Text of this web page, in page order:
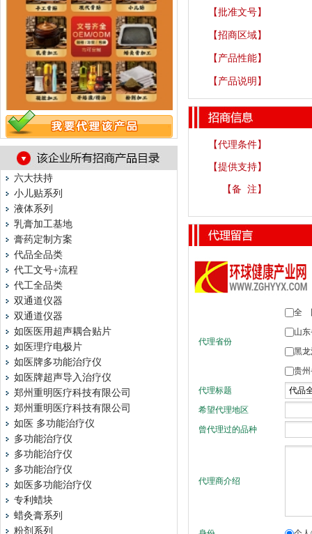
六大扶持
小儿贴系列
液体系列
乳膏加工基地
膏药定制方案
代品全品类
代工文号+流程
代工全品类
双通道仪器
双通道仪器
如医医用超声耦合贴片
如医理疗电极片
如医牌多功能治疗仪
如医牌超声导入治疗仪
郑州重明医疗科技有限公司
郑州重明医疗科技有限公司
如医 多功能治疗仪
多功能治疗仪
多功能治疗仪
多功能治疗仪
如医多功能治疗仪
专利蜡块
蜡灸膏系列
粉剂系列
【批准文号】
【招商区域】
【产品性能】
【产品说明】
【代理条件】
【提供支持】
【备 注】